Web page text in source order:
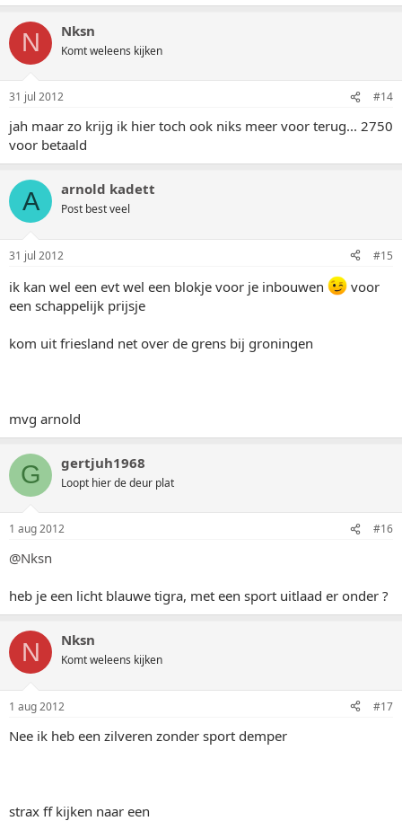
N Nksn
Komt weleens kijken
31 jul 2012 #14
jah maar zo krijg ik hier toch ook niks meer voor terug... 2750
voor betaald
A arnold kadett
Post best veel
31 jul 2012 #15
ik kan wel een evt wel een blokje voor je inbouwen
voor
een schappelijk prijsje
kom uit friesland net over de grens bij groningen
mvg arnold
G gertjuh1968
Loopt hier de deur plat
1 aug 2012 #16
@Nksn
heb je een licht blauwe tigra, met een sport uitlaad er onder ?
N Nksn
Komt weleens kijken
1 aug 2012 #17
Nee ik heb een zilveren zonder sport demper
strax ff kijken naar een